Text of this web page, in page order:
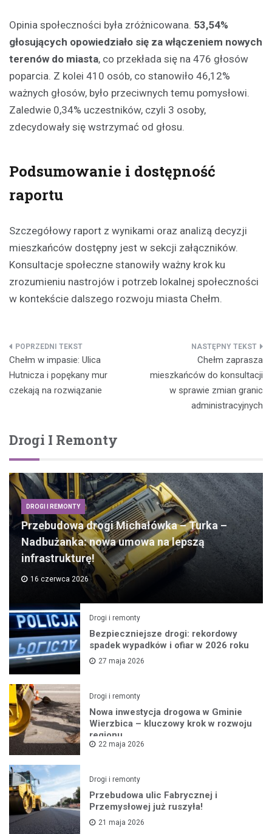
Opinia społeczności była zróżnicowana. 53,54%
głosujących opowiedziało się za włączeniem nowych
terenów do miasta, co przekłada się na 476 głosów
poparcia. Z kolei 410 osób, co stanowiło 46,12%
ważnych głosów, było przeciwnych temu pomysłowi.
Zaledwie 0,34% uczestników, czyli 3 osoby,
zdecydowały się wstrzymać od głosu.
Podsumowanie i dostępność
raportu
Szczegółowy raport z wynikami oraz analizą decyzji
mieszkańców dostępny jest w sekcji załączników.
Konsultacje społeczne stanowiły ważny krok ku
zrozumieniu nastrojów i potrzeb lokalnej społeczności
w kontekście dalszego rozwoju miasta Chełm.
Nawigacja
wpisu
Chełm w impasie: Ulica
Hutnicza i popękany mur
czekają na rozwiązanie
Chełm zaprasza
mieszkańców do konsultacji
w sprawie zmian granic
administracyjnych
Drogi I Remonty
DROGI I REMONTY
Przebudowa drogi Michałówka – Turka –
Nadbużanka: nowa umowa na lepszą
infrastrukturę!
16 czerwca 2026
Drogi i remonty
Bezpieczniejsze drogi: rekordowy
spadek wypadków i ofiar w 2026 roku
27 maja 2026
Drogi i remonty
Nowa inwestycja drogowa w Gminie
Wierzbica – kluczowy krok w rozwoju
regionu
22 maja 2026
Drogi i remonty
Przebudowa ulic Fabrycznej i
Przemysłowej już ruszyła!
21 maja 2026